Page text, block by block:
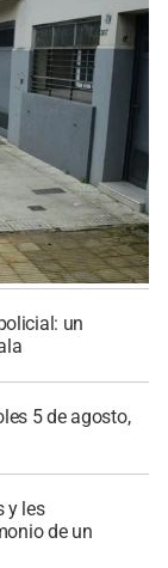
un
5 de agosto,
y les
de un